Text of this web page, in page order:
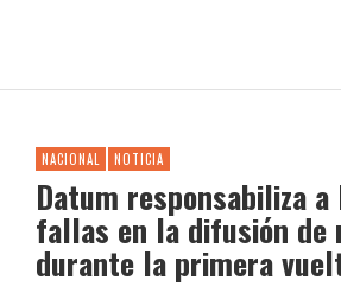
NACIONAL NOTICIA
Datum responsabiliza a
fallas en la difusión de
durante la primera